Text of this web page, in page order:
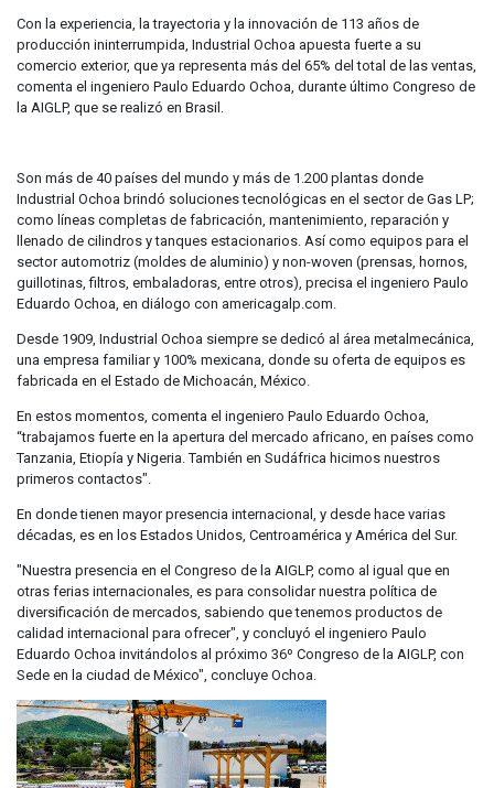
Con la experiencia, la trayectoria y la innovación de 113 años de
producción ininterrumpida, Industrial Ochoa apuesta fuerte a su
comercio exterior, que ya representa más del 65% del total de las ventas,
comenta el ingeniero Paulo Eduardo Ochoa, durante último Congreso de
la AIGLP, que se realizó en Brasil.
Son más de 40 países del mundo y más de 1.200 plantas donde
Industrial Ochoa brindó soluciones tecnológicas en el sector de Gas LP;
como líneas completas de fabricación, mantenimiento, reparación y
llenado de cilindros y tanques estacionarios. Así como equipos para el
sector automotriz (moldes de aluminio) y non-woven (prensas, hornos,
guillotinas, filtros, embaladoras, entre otros), precisa el ingeniero Paulo
Eduardo Ochoa, en diálogo con americagalp.com.
Desde 1909, Industrial Ochoa siempre se dedicó al área metalmecánica,
una empresa familiar y 100% mexicana, donde su oferta de equipos es
fabricada en el Estado de Michoacán, México.
En estos momentos, comenta el ingeniero Paulo Eduardo Ochoa,
“trabajamos fuerte en la apertura del mercado africano, en países como
Tanzania, Etiopía y Nigeria. También en Sudáfrica hicimos nuestros
primeros contactos".
En donde tienen mayor presencia internacional, y desde hace varias
décadas, es en los Estados Unidos, Centroamérica y América del Sur.
"Nuestra presencia en el Congreso de la AIGLP, como al igual que en
otras ferias internacionales, es para consolidar nuestra política de
diversificación de mercados, sabiendo que tenemos productos de
calidad internacional para ofrecer", y concluyó el ingeniero Paulo
Eduardo Ochoa invitándolos al próximo 36º Congreso de la AIGLP, con
Sede en la ciudad de México", concluye Ochoa.